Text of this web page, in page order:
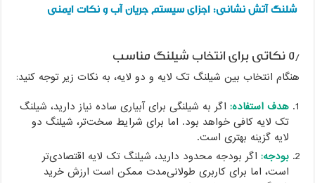
شلنگ آتش نشانی: اجزای سیستم جریان آب و نکات ایمنی
۵٫ نکاتی برای انتخاب شیلنگ مناسب
هنگام انتخاب بین شیلنگ تک لایه و دو لایه، به نکات زیر توجه کنید:
هدف استفاده: اگر به شیلنگی برای آبیاری ساده نیاز دارید، شیلنگ
تک لایه کافی خواهد بود. اما برای شرایط سخت‌تر، شیلنگ دو
لایه گزینه بهتری است.
بودجه: اگر بودجه محدود دارید، شیلنگ تک لایه اقتصادی‌تر
است، اما برای کاربری طولانی‌مدت ممکن است ارزش خرید